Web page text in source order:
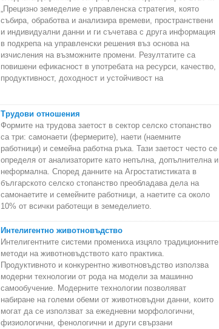
„Прецизно земеделие е управленска стратегия, която
събира, обработва и анализира времеви, пространствени
и индивидуални данни и ги съчетава с друга информация
в подкрепа на управленски решения въз основа на
изчисления на възможните промени. Резултатите са
повишени ефикасност в употребата на ресурси, качество,
продуктивност, доходност и устойчивост на
Трудови отношения
Формите на трудова заетост в сектор селско стопанство
са три: самонаети (фермерите), наети (наемните
работници) и семейна работна ръка. Тази заетост често се
определя от анализаторите като непълна, допълнителна и
неформална. Според данните на Агростатистиката в
българското селско стопанство преобладава дела на
самонаетите и семейните работници, а наетите са около
10% от всички работещи в земеделието.
Интелигентно животновъдство
Интелигентните системи промениха изцяло традиционните
методи на животновъдството като практика.
Продуктивното и конкурентно животновъдство използва
модерни технологии от рода на модели за машинно
самообучение. Модерните технологии позволяват
набиране на големи обеми от животновъдни данни, които
могат да се използват за ежедневни морфологични,
физиологични, фенологични и други свързани